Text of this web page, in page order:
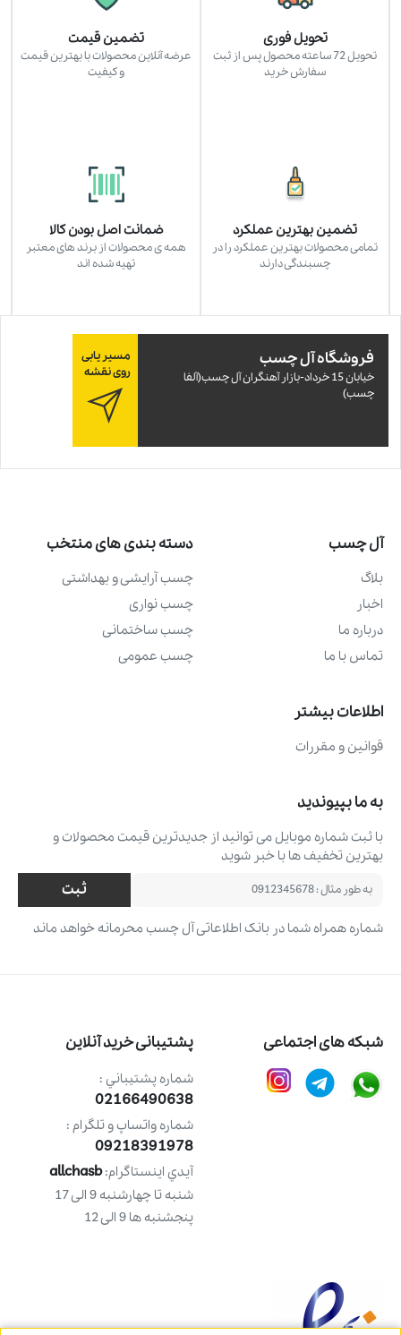
تحویل فوری
تحویل 72 ساعته محصول پس از ثبت
سفارش خرید
تضمین قیمت
عرضه آنلاین محصولات با بهترین قیمت
و کیفیت
تضمین بهترین عملکرد
تمامی محصولات بهترین عملکرد را در
چسبندگی دارند
ضمانت اصل بودن کالا
همه ی محصولات از برند های معتبر
تهیه شده اند
فروشگاه آل چسب
خيابان 15 خرداد-بازار آهنگران آل چسب(آلفا
چسب)
مسیر یابی
روی نقشه
آل چسب
بلاگ
اخبار
درباره ما
تماس با ما
دسته بندی های منتخب
چسب آرايشی و بهداشتی
چسب نواری
چسب ساختمانی
چسب عمومی
اطلاعات بیشتر
قوانین و مقررات
به ما بپیوندید
با ثبت شماره موبایل می ‌توانید از جدیدترین قیمت محصولات و
بهترین تخفیف ‌ها با خبر شوید
ثبت
شماره همراه شما در بانک اطلاعاتی آل چسب محرمانه خواهد ماند
شبکه های اجتماعی پشتیبانی خرید آنلاین
شماره پشتيباني :
02166490638
شماره واتساپ و تلگرام :
09218391978
آيدي اينستاگرام:allchasb
شنبه تا چهارشنبه 9 الی 17
پنجشنبه ها 9 الی 12